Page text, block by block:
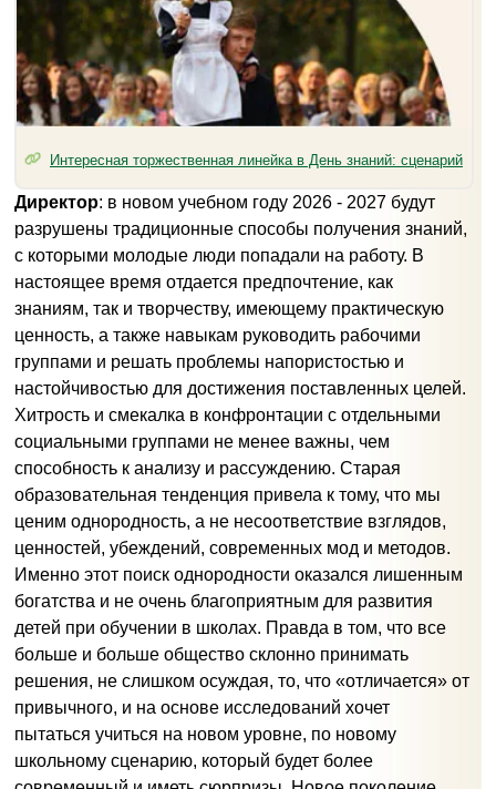
Интересная торжественная линейка в День знаний: сценарий
Директор: в новом учебном году 2026 - 2027 будут
разрушены традиционные способы получения знаний,
с которыми молодые люди попадали на работу. В
настоящее время отдается предпочтение, как
знаниям, так и творчеству, имеющему практическую
ценность, а также навыкам руководить рабочими
группами и решать проблемы напористостью и
настойчивостью для достижения поставленных целей.
Хитрость и смекалка в конфронтации с отдельными
социальными группами не менее важны, чем
способность к анализу и рассуждению. Старая
образовательная тенденция привела к тому, что мы
ценим однородность, а не несоответствие взглядов,
ценностей, убеждений, современных мод и методов.
Именно этот поиск однородности оказался лишенным
богатства и не очень благоприятным для развития
детей при обучении в школах. Правда в том, что все
больше и больше общество склонно принимать
решения, не слишком осуждая, то, что «отличается» от
привычного, и на основе исследований хочет
пытаться учиться на новом уровне, по новому
школьному сценарию, который будет более